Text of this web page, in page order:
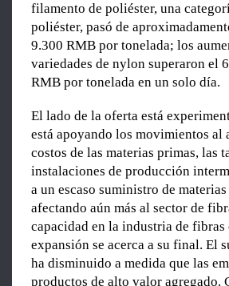
filamento de poliéster, una
poliéster, pasó de
9.300 RMB por tonelada; los
variedades de nylon superaron el
RMB por tonelada en un solo día.
El lado de la oferta está
está apoyando los movimientos al
costos de las materias primas, las
instalaciones de producción
a un escaso suministro de
afectando aún más al sector de
capacidad en la industria de
expansión se acerca a su final. El
ha disminuido a medida que las
productos de alto valor agregado.